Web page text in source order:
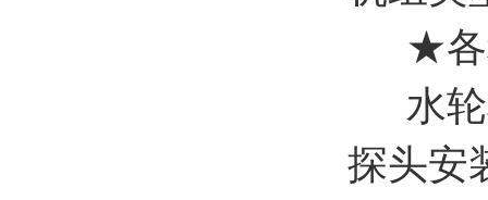
★各
水
探头安